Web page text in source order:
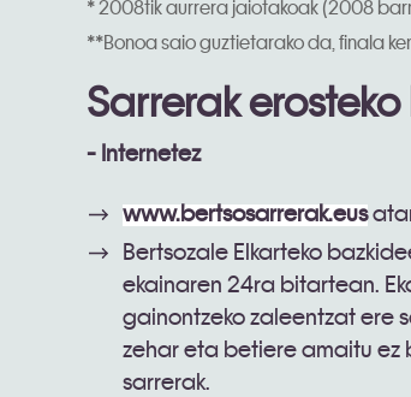
* 2008tik aurrera jaiotakoak (2008
**Bonoa saio guztietarako da, finala
Sarrerak
- Internetez
www.bertsosarrerak.eus
Bertsozale Elkarteko
ekainaren 24ra bitartean.
gainontzeko zaleentzat ere
zehar eta betiere amaitu ez
sarrerak.